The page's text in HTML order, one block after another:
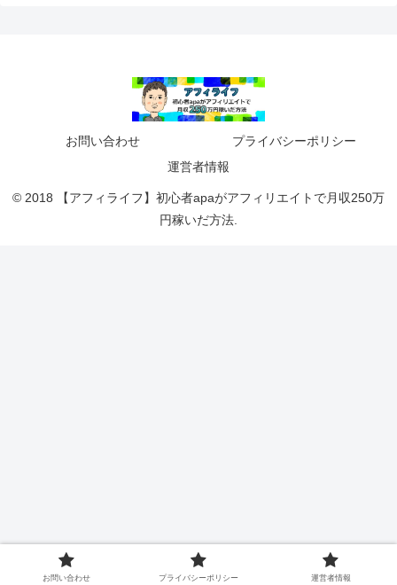
お問い合わせ
プライバシーポリシー
運営者情報
© 2018 【アフィライフ】初心者apaがアフィリエイトで月収250万
円稼いだ方法.
お問い合わせ プライバシーポリシー 運営者情報